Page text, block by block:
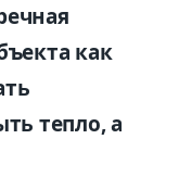
как
тепло, а